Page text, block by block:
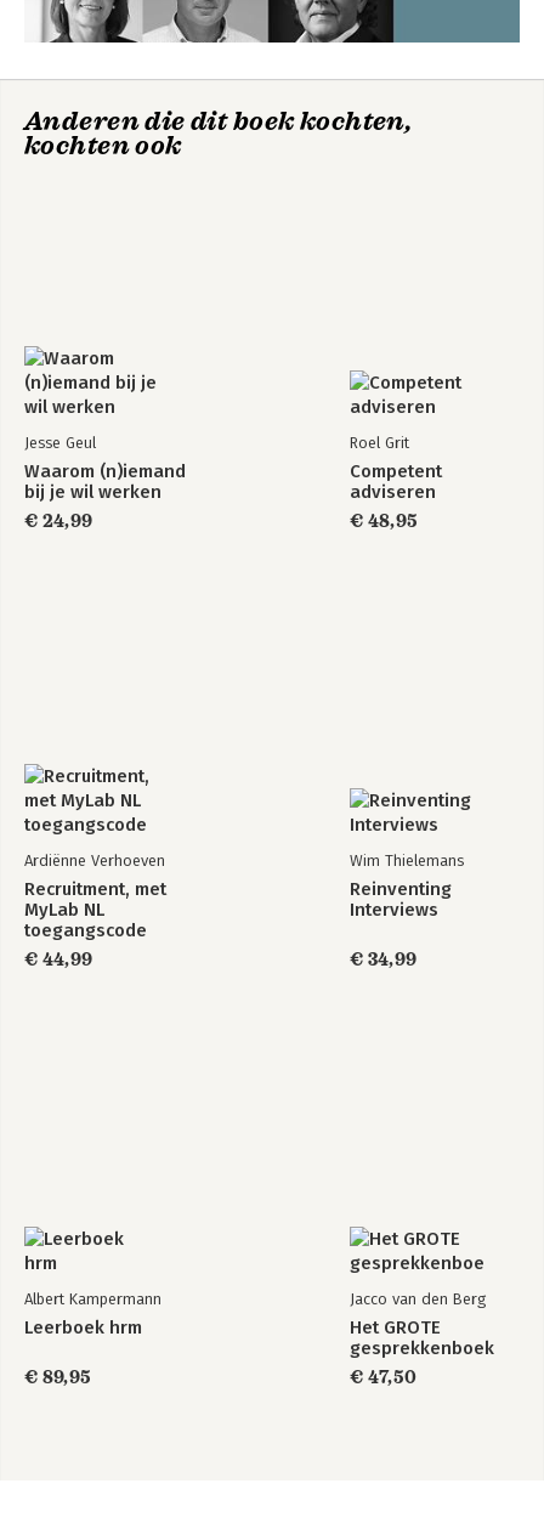
Anderen die dit boek kochten,
kochten ook
Jesse Geul
Waarom (n)iemand
bij je wil werken
€ 24,99
Roel Grit
Competent
adviseren
€ 48,95
Ardiënne Verhoeven
Recruitment, met
MyLab NL
toegangscode
€ 44,99
Wim Thielemans
Reinventing
Interviews
€ 34,99
Albert Kampermann
Leerboek hrm
€ 89,95
Jacco van den Berg
Het GROTE
gesprekkenboek
€ 47,50